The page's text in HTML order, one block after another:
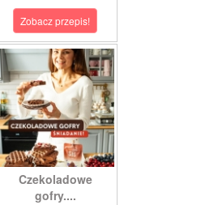
Zobacz przepis!
Czekoladowe
gofry....